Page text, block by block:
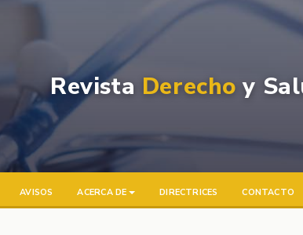
Revista Derecho y
AVISOS ACERCA DE DIRECTRICES CONTACTO